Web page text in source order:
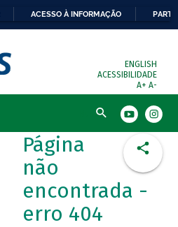
ACESSO À INFORMAÇÃO
ENGLISH
ACESSIBILIDADE
A+ A-
Busca
Página
não
encontrada -
erro 404